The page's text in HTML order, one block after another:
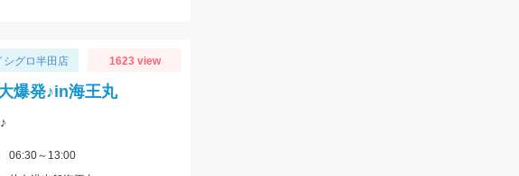
シグロ半田店 1623 view
爆発♪in海王丸
06:30～13:00